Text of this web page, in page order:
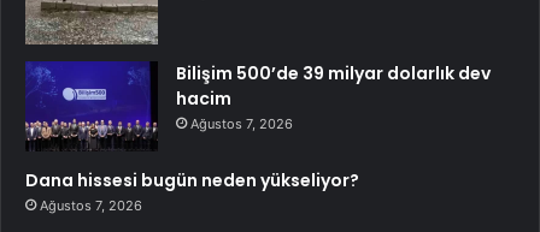
Bilişim 500’de 39 milyar dolarlık dev
hacim
Ağustos 7, 2026
Dana hissesi bugün neden yükseliyor?
Ağustos 7, 2026